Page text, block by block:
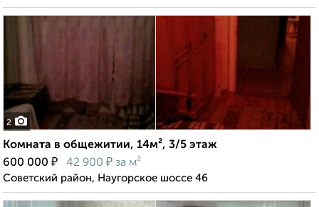
2
Комната в общежитии, 14м², 3/5 этаж
600 000 ₽ 42 900 ₽ за м²
Советский район, Наугорское шоссе 46